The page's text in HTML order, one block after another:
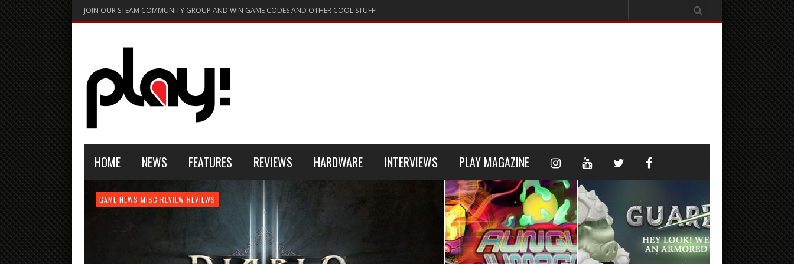
JOIN OUR STEAM COMMUNITY GROUP AND WIN GAME CODES AND OTHER COOL STUFF!
HOME NEWS FEATURES REVIEWS HARDWARE INTERVIEWS PLAY MAGAZINE
FEATURE GAME NEWS GAME REVIEW PLAYSTATION 4
GAME NEWS MISC REVIEW REVIEWS
HARDWARE NEWS REVIEW REVIEWS
GAME NEWS GAME REVIEW REVIEW REVIEWS